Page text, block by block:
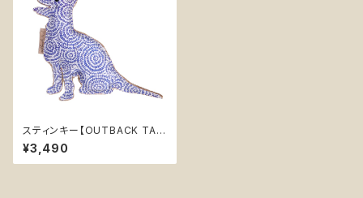
スティンキー【OUTBACK TAIL
S】チュートイ 噛むおもちゃ ぬい
ぐるみ 丈夫 布 天然素材
¥3,490